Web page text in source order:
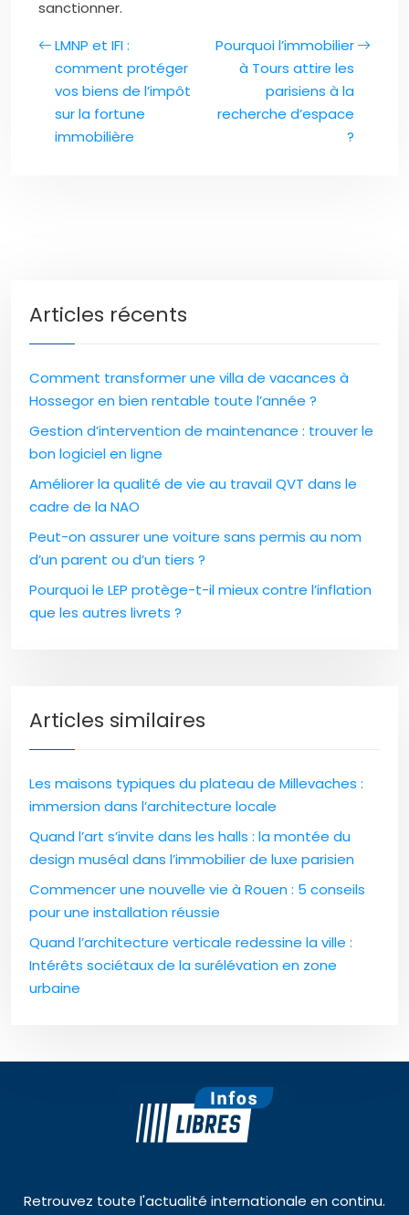
sanctionner.
LMNP et IFI :
comment protéger
vos biens de l’impôt
sur la fortune
immobilière
Pourquoi l’immobilier
à Tours attire les
parisiens à la
recherche d’espace
?
Articles récents
Comment transformer une villa de vacances à
Hossegor en bien rentable toute l’année ?
Gestion d’intervention de maintenance : trouver le
bon logiciel en ligne
Améliorer la qualité de vie au travail QVT dans le
cadre de la NAO
Peut-on assurer une voiture sans permis au nom
d’un parent ou d’un tiers ?
Pourquoi le LEP protège-t-il mieux contre l’inflation
que les autres livrets ?
Articles similaires
Les maisons typiques du plateau de Millevaches :
immersion dans l’architecture locale
Quand l’art s’invite dans les halls : la montée du
design muséal dans l’immobilier de luxe parisien
Commencer une nouvelle vie à Rouen : 5 conseils
pour une installation réussie
Quand l’architecture verticale redessine la ville :
Intérêts sociétaux de la surélévation en zone
urbaine
Retrouvez toute l'actualité internationale en continu.